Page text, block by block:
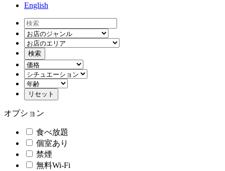
English
オプション
食べ放題
個室あり
禁煙
無料Wi-Fi